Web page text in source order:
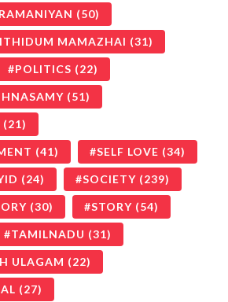
(50)
MAMAZHAI (31)
POLITICS (22)
(51)
(21)
(41) SELF LOVE (34)
(24) SOCIETY (239)
(30) STORY (54)
TAMILNADU (31)
ULAGAM (22)
(27)